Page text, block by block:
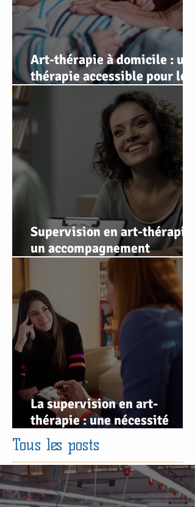
Art-thérapie à domicile : une
thérapie accessible pour les
personnes qui ne peuvent
pas se déplacer
Supervision en art-thérapie :
un accompagnement
professionnel pour soutenir,
affiner et sécuriser votre
pratique
La supervision en art-
thérapie : une nécessité
clinique et éthique
Tous les posts